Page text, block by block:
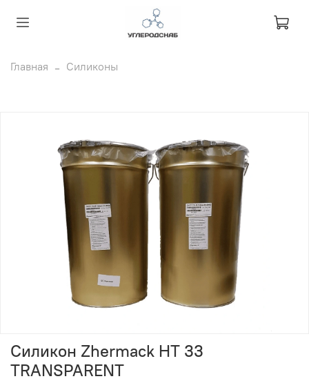
Главная Силиконы
Силикон Zhermack HT 33
TRANSPARENT